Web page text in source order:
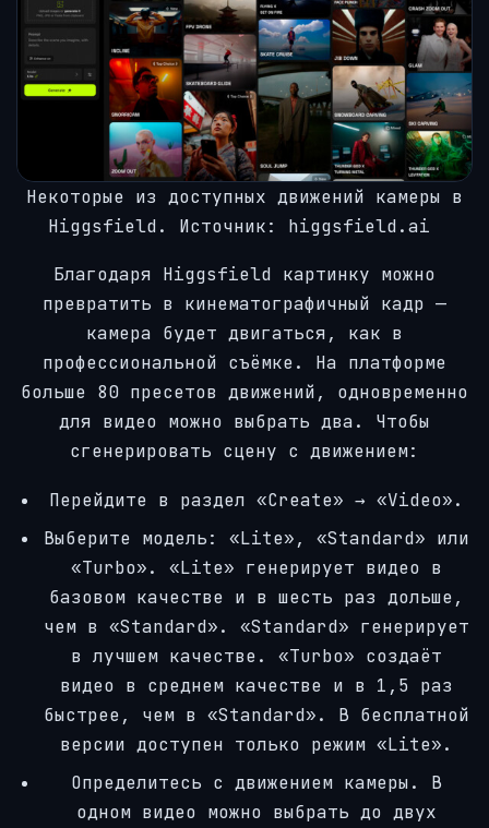
Некоторые из доступных движений камеры в
Higgsfield. Источник: higgsfield.ai
Благодаря Higgsfield картинку можно
превратить в кинематографичный кадр —
камера будет двигаться, как в
профессиональной съёмке. На платформе
больше 80 пресетов движений, одновременно
для видео можно выбрать два. Чтобы
сгенерировать сцену с движением:
Перейдите в раздел «Create» → «Video».
Выберите модель: «Lite», «Standard» или
«Turbo». «Lite» генерирует видео в
базовом качестве и в шесть раз дольше,
чем в «Standard». «Standard» генерирует
в лучшем качестве. «Turbo» создаёт
видео в среднем качестве и в 1,5 раз
быстрее, чем в «Standard». В бесплатной
версии доступен только режим «Lite».
Определитесь с движением камеры. В
одном видео можно выбрать до двух